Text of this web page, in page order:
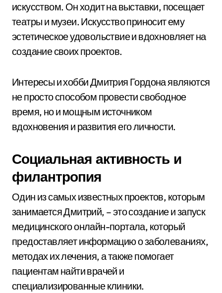
искусством. Он ходит на выставки, посещает
театры и музеи. Искусство приносит ему
эстетическое удовольствие и вдохновляет на
создание своих проектов.
Интересы и хобби Дмитрия Гордона являются
не просто способом провести свободное
время, но и мощным источником
вдохновения и развития его личности.
Социальная активность и
филантропия
Один из самых известных проектов, которым
занимается Дмитрий, – это создание и запуск
медицинского онлайн-портала, который
предоставляет информацию о заболеваниях,
методах их лечения, а также помогает
пациентам найти врачей и
специализированные клиники.